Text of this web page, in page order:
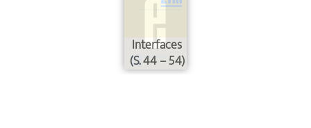
Interfaces
(S. 44 – 54)